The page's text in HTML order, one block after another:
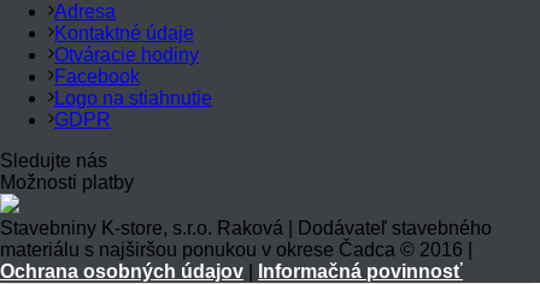
Adresa
Kontaktné údaje
Otváracie hodiny
Facebook
Logo na stiahnutie
GDPR
Sledujte nás
Možnosti platby
Stavebniny K-store, s.r.o. Raková | Dodávateľ stavebného
materiálu s najširšou ponukou v okrese Čadca © 2016 |
Ochrana osobných údajov
Informačná povinnosť